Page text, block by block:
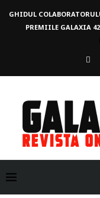
GHIDUL
PREMIILE GALAXIA 42